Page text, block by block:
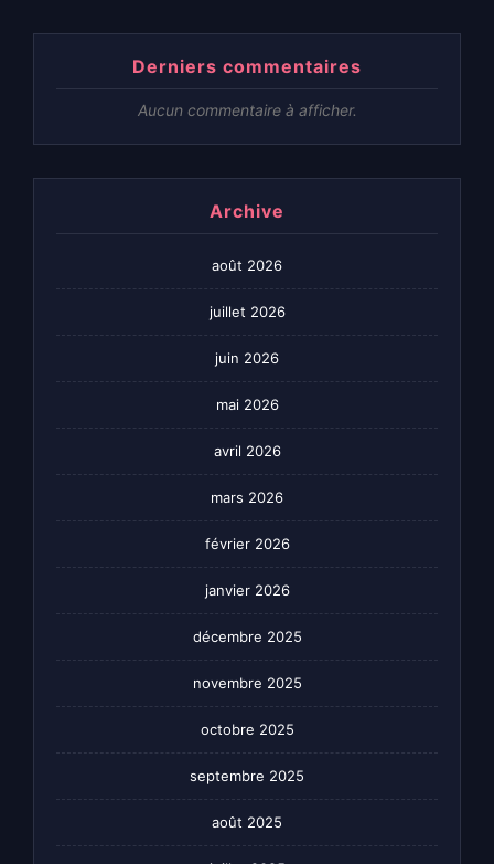
Derniers commentaires
Aucun commentaire à afficher.
Archive
août 2026
juillet 2026
juin 2026
mai 2026
avril 2026
mars 2026
février 2026
janvier 2026
décembre 2025
novembre 2025
octobre 2025
septembre 2025
août 2025